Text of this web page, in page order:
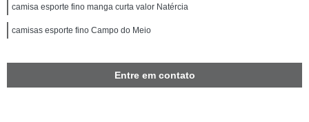
camisa esporte fino manga curta valor Natércia
camisas esporte fino Campo do Meio
Entre em contato